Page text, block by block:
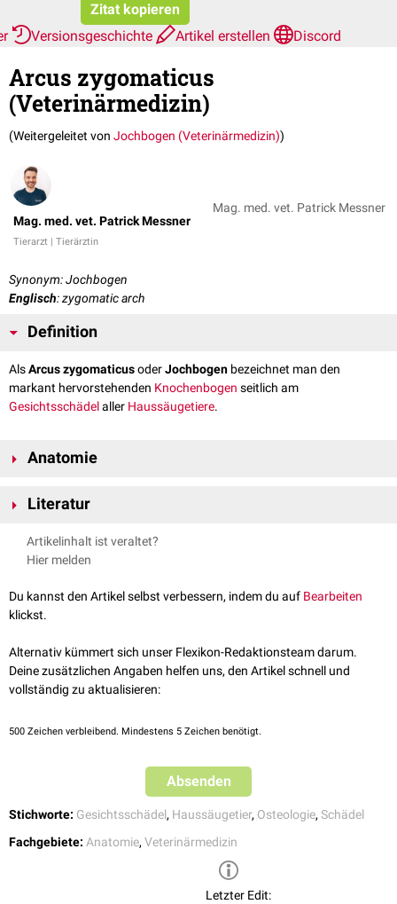
Zitat kopieren
Versionsgeschichte Artikel erstellen Discord
Arcus zygomaticus
(Veterinärmedizin)
(Weitergeleitet von Jochbogen (Veterinärmedizin))
Mag. med. vet. Patrick Messner
Tierarzt | Tierärztin
Mag. med. vet. Patrick Messner
Synonym: Jochbogen
Englisch: zygomatic arch
Definition
AlsArcus zygomaticusoderJochbogen bezeichnet man den
markant hervorstehenden Knochenbogen seitlich am
Gesichtsschädelaller Haussäugetiere.
Anatomie
(Schläfenbein) entlässt nach
Jochfortsatz desJochbeins(Os zygomaticum) - den Jochbogen.
Der Arcus zygomaticus nimmt den
für dasKiefergelenk(Articulatio temporomandibularis).
Jochfortsatz des Stirnbeins vondorsalein Widerlager für das
Kiefergelenk. Ein solcher Zusatz fehlt beimFleischfresserundSchwein
derenAditus orbitaeeine Lücke aufweist. Diese wird durch das
Literatur
Nickel, Richard, August Schummer, Eugen Seiferle. Band I:
Bewegungsapparat. Lehrbuch der Anatomie der Haustiere. Parey,
König, Horst Erich, Hans-Georg Liebich. Anatomie der
Haussäugetiere: Lehrbuch und Farbatlas für Studium und Praxis.
Artikelinhalt ist veraltet?
Hier melden
Du kannst den Artikel selbst verbessern, indem du auf Bearbeiten
klickst.
Alternativ kümmert sich unser Flexikon-Redaktionsteam darum.
Deine zusätzlichen Angaben helfen uns, den Artikel schnell und
vollständig zu aktualisieren:
500 Zeichen verbleibend. Mindestens 5 Zeichen benötigt.
Absenden
Stichworte: Gesichtsschädel, Haussäugetier, Osteologie, Schädel
Fachgebiete: Anatomie, Veterinärmedizin
Letzter Edit: